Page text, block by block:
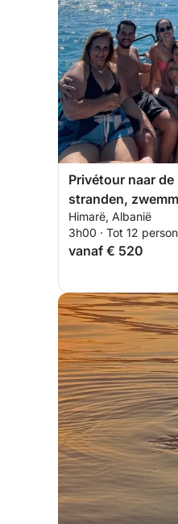
Privétour naar
stranden,
– Exclusieve tour
Himarë, Albanië
3h00 · Tot 12
vanaf € 520